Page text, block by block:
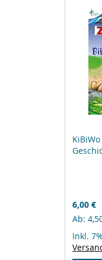
6,00 €
Ab
Inkl.